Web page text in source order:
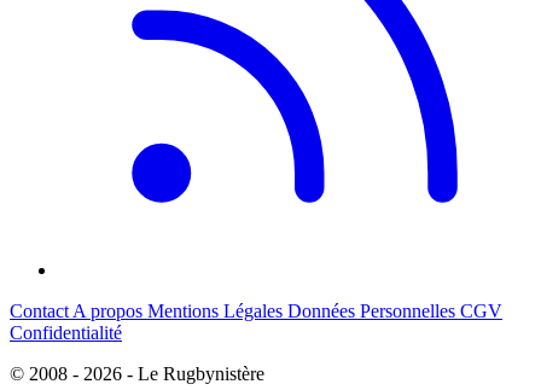
Contact A propos Mentions Légales Données Personnelles CGV
Confidentialité
© 2008 - 2026 - Le Rugbynistère